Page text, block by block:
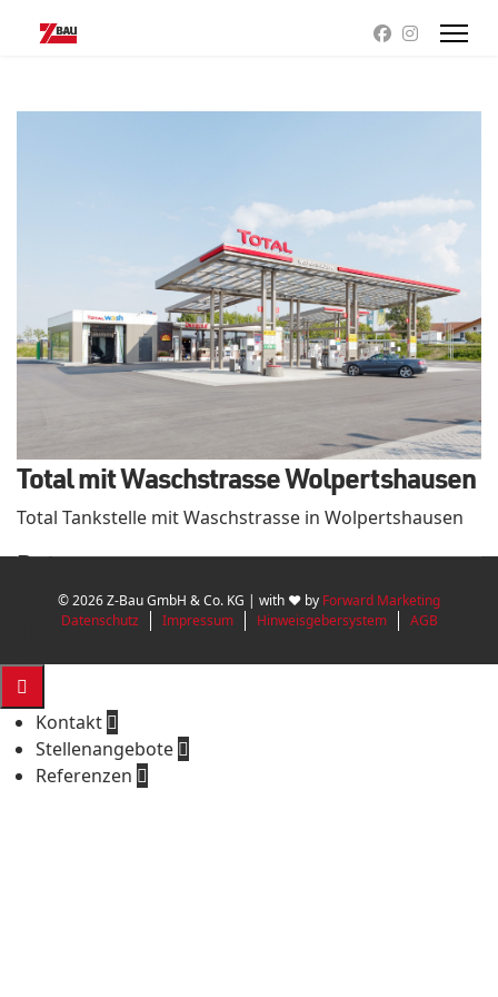
Total mit Waschstrasse Wolpertshausen
Total Tankstelle mit Waschstrasse in Wolpertshausen
Date
26. August 2024
Tags
Systemgastronomiebau, Tankstellenbau
© 2026 Z-Bau GmbH & Co. KG | with ♥ by Forward Marketing
Datenschutz
Impressum Hinweisgebersystem AGB

Kontakt 
Stellenangebote 
Referenzen 